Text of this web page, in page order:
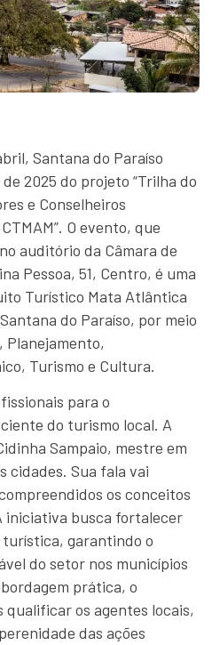
Santana do Paraíso
2025 do projeto “Trilha do
e Conselheiros
O evento, que
auditório da Câmara de
Pessoa, 51, Centro, é uma
Turístico Mata Atlântica
do Paraíso, por meio
Planejamento,
Turismo e Cultura.
para o
do turismo local. A
Sampaio, mestre em
cidades. Sua fala vai
os conceitos
iniciativa busca fortalecer
garantindo o
do setor nos municípios
prática, o
qualificar os agentes locais,
das ações